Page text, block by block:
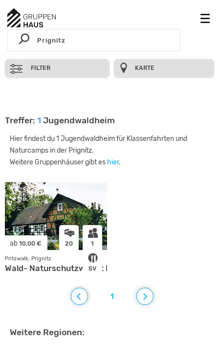
FILTER KARTE
Treffer: 1 Jugendwaldheim
Hier findest du 1 Jugendwaldheim für Klassenfahrten und
Naturcamps in der Prignitz.
Weitere Gruppenhäuser gibt es hier.
ab 10.00 € 20 1
SV
Pritzwalk, Prignitz
Wald- Naturschutzwacht Hainholz
1
Weitere Regionen: